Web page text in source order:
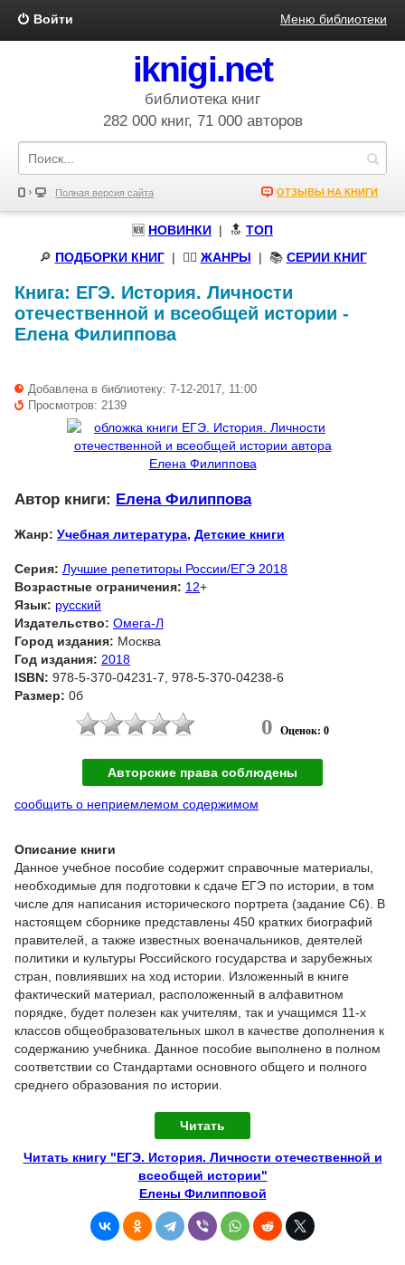
Войти Меню библиотеки
iknigi.net
библиотека книг
282 000 книг, 71 000 авторов
Полная версия сайта ОТЗЫВЫ НА КНИГИ
🆕 НОВИНКИ | 🔝 ТОП
🔎 ПОДБОРКИ КНИГ| 🧝‍♀️ ЖАНРЫ | 📚 СЕРИИ КНИГ
Книга: ЕГЭ. История. Личности
отечественной и всеобщей истории -
Елена Филиппова
Добавлена в библиотеку: 7-12-2017, 11:00
Просмотров: 2139
Автор книги: Елена Филиппова
Жанр: Учебная литература, Детские книги
Серия: Лучшие репетиторы России/ЕГЭ 2018
Возрастные ограничения: 12+
Язык: русский
Издательство: Омега-Л
Город издания: Москва
Год издания: 2018
ISBN: 978-5-370-04231-7, 978-5-370-04238-6
Размер: 0б
0 Оценок: 0
Авторские права соблюдены
сообщить о неприемлемом содержимом
Описание книги
Данное учебное пособие содержит справочные материалы,
необходимые для подготовки к сдаче ЕГЭ по истории, в том
числе для написания исторического портрета (задание С6). В
настоящем сборнике представлены 450 кратких биографий
правителей, а также известных военачальников, деятелей
политики и культуры Российского государства и зарубежных
стран, повлиявших на ход истории. Изложенный в книге
фактический материал, расположенный в алфавитном
порядке, будет полезен как учителям, так и учащимся 11-х
классов общеобразовательных школ в качестве дополнения к
содержанию учебника. Данное пособие выполнено в полном
соответствии со Стандартами основного общего и полного
среднего образования по истории.
Читать
Читать книгу "ЕГЭ. История. Личности отечественной и
всеобщей истории"
Елены Филипповой